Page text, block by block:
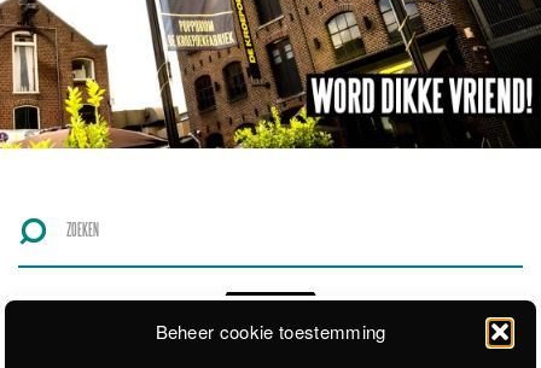
Beheer cookie toestemming